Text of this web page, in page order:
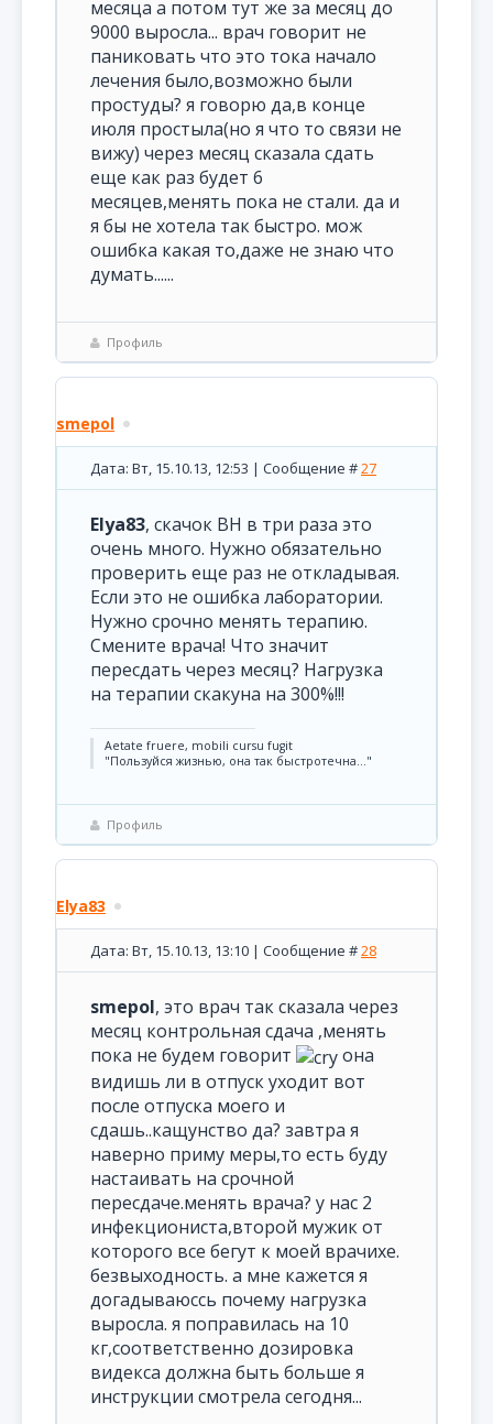
месяца а потом тут же за месяц до
9000 выросла... врач говорит не
паниковать что это тока начало
лечения было,возможно были
простуды? я говорю да,в конце
июля простыла(но я что то связи не
вижу) через месяц сказала сдать
еще как раз будет 6
месяцев,менять пока не стали. да и
я бы не хотела так быстро. мож
ошибка какая то,даже не знаю что
думать......
Профиль
smepol
Дата: Вт, 15.10.13, 12:53 | Сообщение #27
Elya83, скачок ВН в три раза это
очень много. Нужно обязательно
проверить еще раз не откладывая.
Если это не ошибка лаборатории.
Нужно срочно менять терапию.
Смените врача! Что значит
пересдать через месяц? Нагрузка
на терапии скакуна на 300%!!!
Aetate fruere, mobili cursu fugit
"Пользуйся жизнью, она так быстротечна..."
Профиль
Elya83
Дата: Вт, 15.10.13, 13:10 | Сообщение #28
smepol, это врач так сказала через
месяц контрольная сдача ,менять
пока не будем говорит
она
видишь ли в отпуск уходит вот
после отпуска моего и
сдашь..кащунство да? завтра я
наверно приму меры,то есть буду
настаивать на срочной
пересдаче.менять врача? у нас 2
инфекциониста,второй мужик от
которого все бегут к моей врачихе.
безвыходность. а мне кажется я
догадываюссь почему нагрузка
выросла. я поправилась на 10
кг,соответственно дозировка
видекса должна быть больше я
инструкции смотрела сегодня...